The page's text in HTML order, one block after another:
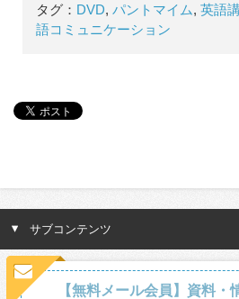
タグ： DVD,パントマイム,英語
語コミュニケーション
サブコンテンツ
【無料メール会員】資料・